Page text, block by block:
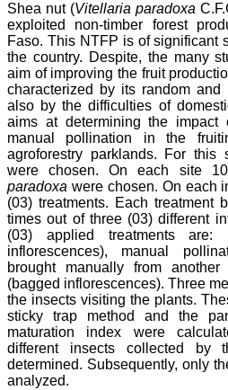
Shea nut (Vitellaria paradoxa
exploited non-timber forest
Faso. This NTFP is of significant
the country. Despite, the many
aim of improving the fruit
characterized by its random and
also by the difficulties of
aims at determining the
manual pollination in the
agroforestry parklands. For this
were chosen. On each site
paradoxa were chosen. On each
(03) treatments. Each treatment
times out of three (03) different
(03) applied treatments are:
inflorescences), manual
brought manually from
(bagged inflorescences). Three
the insects visiting the plants.
sticky trap method and the
maturation index were
different insects collected by
determined. Subsequently, only
analyzed.